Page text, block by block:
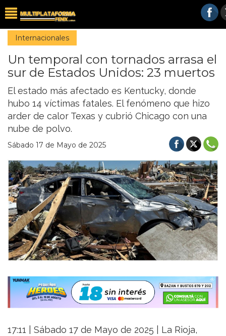
Internacionales
Un temporal con tornados arrasa el
sur de Estados Unidos: 23 muertos
El estado más afectado es Kentucky, donde
hubo 14 víctimas fatales. El fenómeno que hizo
arder de calor Texas y cubrió Chicago con una
nube de polvo.
Sábado 17 de Mayo de 2025
17:11 | Sábado 17 de Mayo de 2025 | La Rioja,